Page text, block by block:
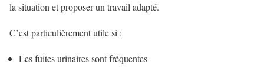
la situation et proposer un travail adapté.
C’est particulièrement utile si :
Les fuites urinaires sont fréquentes